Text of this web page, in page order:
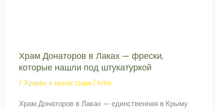
Храм Донаторов в Лаках — фрески,
которые нашли под штукатуркой
/Храмы и монастыри /krim
Храм Донаторов в Лаках — единственная в Крыму